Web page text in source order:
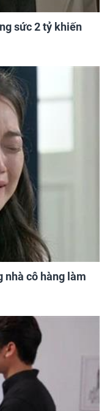
sức 2 tỷ khiến
nhà cô hàng làm